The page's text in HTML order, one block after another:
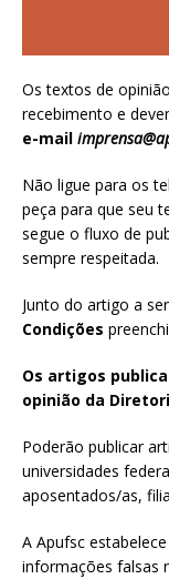
Os textos de opinião
recebimento e
e-mail
Não ligue para os
peça para que seu
segue o fluxo de
sempre respeitada.
Junto do artigo a
Condições
Os artigos
opinião da
Poderão publicar
universidades
aposentados/as,
A Apufsc
informações falsas